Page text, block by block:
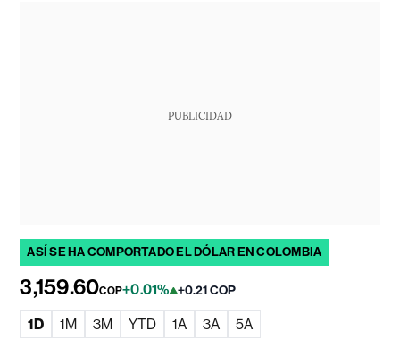
PUBLICIDAD
ASÍ SE HA COMPORTADO EL DÓLAR EN COLOMBIA
3,159.60COP+0.01% +0.21 COP
1D 1M 3M YTD 1A 3A 5A